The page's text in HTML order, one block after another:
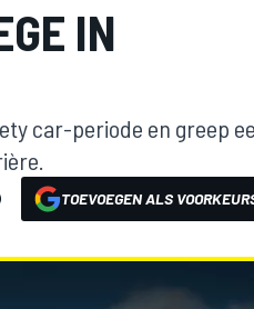
IN
car-periode en greep
TOEVOEGEN ALS